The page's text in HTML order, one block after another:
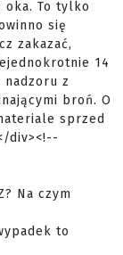
oka. To tylko
się
zakazać,
14
z
broń. O
sprzed
div><!--
Na czym
to